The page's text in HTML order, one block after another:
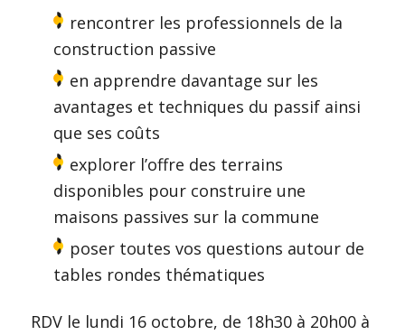
rencontrer les professionnels de la
construction passive
en apprendre davantage sur les
avantages et techniques du passif ainsi
que ses coûts
explorer l’offre des terrains
disponibles pour construire une
maisons passives sur la commune
poser toutes vos questions autour de
tables rondes thématiques
RDV le lundi 16 octobre, de 18h30 à 20h00 à